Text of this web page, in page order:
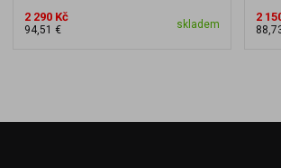
2 290 Kč
94,51 € skladem
2